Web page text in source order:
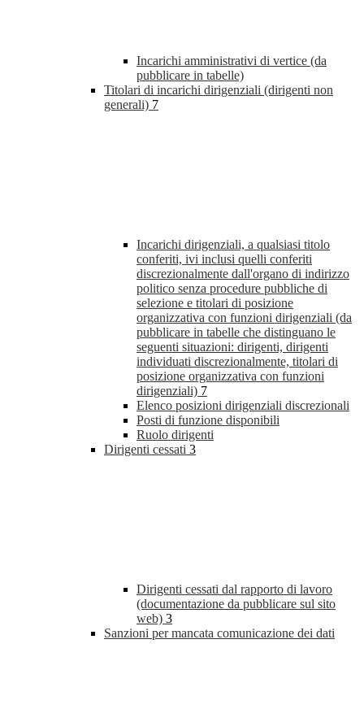
Incarichi amministrativi di vertice (da
pubblicare in tabelle)
Titolari di incarichi dirigenziali (dirigenti non
generali) 7
Incarichi dirigenziali, a qualsiasi titolo
conferiti, ivi inclusi quelli conferiti
discrezionalmente dall'organo di indirizzo
politico senza procedure pubbliche di
selezione e titolari di posizione
organizzativa con funzioni dirigenziali (da
pubblicare in tabelle che distinguano le
seguenti situazioni: dirigenti, dirigenti
individuati discrezionalmente, titolari di
posizione organizzativa con funzioni
dirigenziali) 7
Elenco posizioni dirigenziali discrezionali
Posti di funzione disponibili
Ruolo dirigenti
Dirigenti cessati 3
Dirigenti cessati dal rapporto di lavoro
(documentazione da pubblicare sul sito
web) 3
Sanzioni per mancata comunicazione dei dati